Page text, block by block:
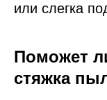
или слегка
Поможет
стяжка